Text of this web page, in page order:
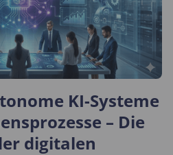
KI-Systeme
– Die
digitalen